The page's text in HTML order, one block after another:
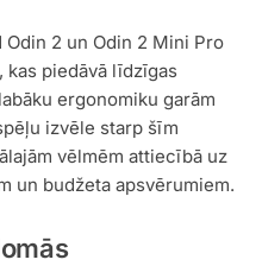
Odin 2 un Odin 2 Mini Pro
piedāvā līdzīgas
ergonomiku garām
izvēle starp šīm
vēlmēm attiecībā uz
un budžeta apsvērumiem.